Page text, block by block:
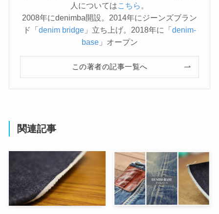
人についてはこちら 。
2008年にdenimba開設。2014年にジーンズブラン
ド「denim bridge 」立ち上げ。2018年に「denim-
base」オープン
この著者の記事一覧へ
関連記事